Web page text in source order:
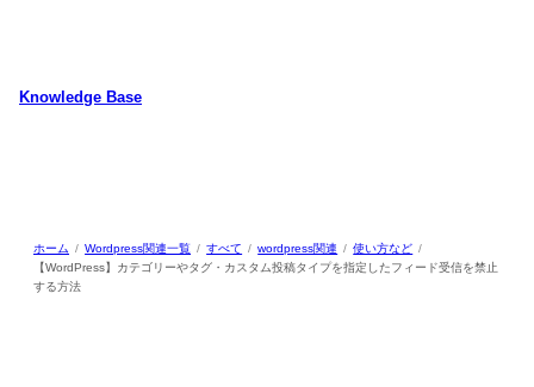
スKnowledge Base
ホーム Wordpress関連一覧 すべて wordpress関連
使い方など
【WordPress】カテゴリーやタグ・カスタム投稿タイプを指定したフィード受信を禁止
する方法